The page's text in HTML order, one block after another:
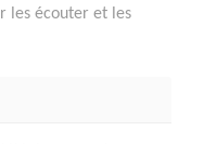
les écouter et les